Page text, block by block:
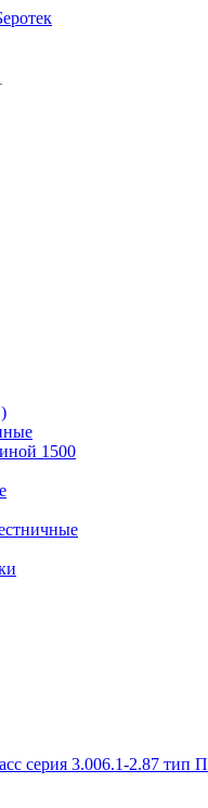
1500
серия 3.006.1-2.87 тип П